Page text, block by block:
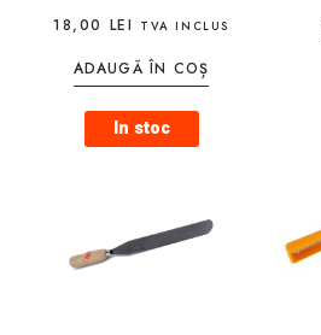
18,00 LEI TVA INCLUS
ADAUGĂ ÎN COȘ
In stoc